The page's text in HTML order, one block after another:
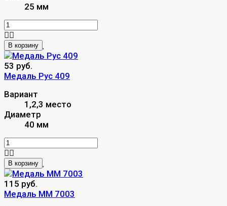
25 мм
В корзину
53 руб.
Медаль Рус 409
Вариант
1,2,3 место
Диаметр
40 мм
В корзину
115 руб.
Медаль MM 7003